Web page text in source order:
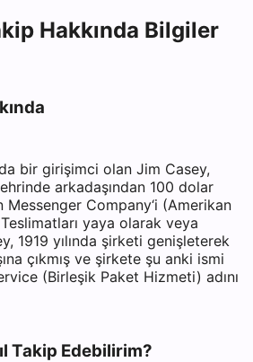
Hakkında Bilgiler
bir girişimci olan Jim Casey,
arkadaşından 100 dolar
Company‘i (Amerikan
yaya olarak veya
1919 yılında şirketi genişleterek
çıkmış ve şirkete şu anki ismi
(Birleşik Paket Hizmeti) adını
Takip Edebilirim?